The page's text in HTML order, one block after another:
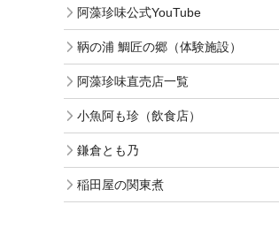
阿藻珍味公式YouTube
鞆の浦 鯛匠の郷（体験施設）
阿藻珍味直売店一覧
小魚阿も珍（飲食店）
鎌倉とも乃
稲田屋の関東煮